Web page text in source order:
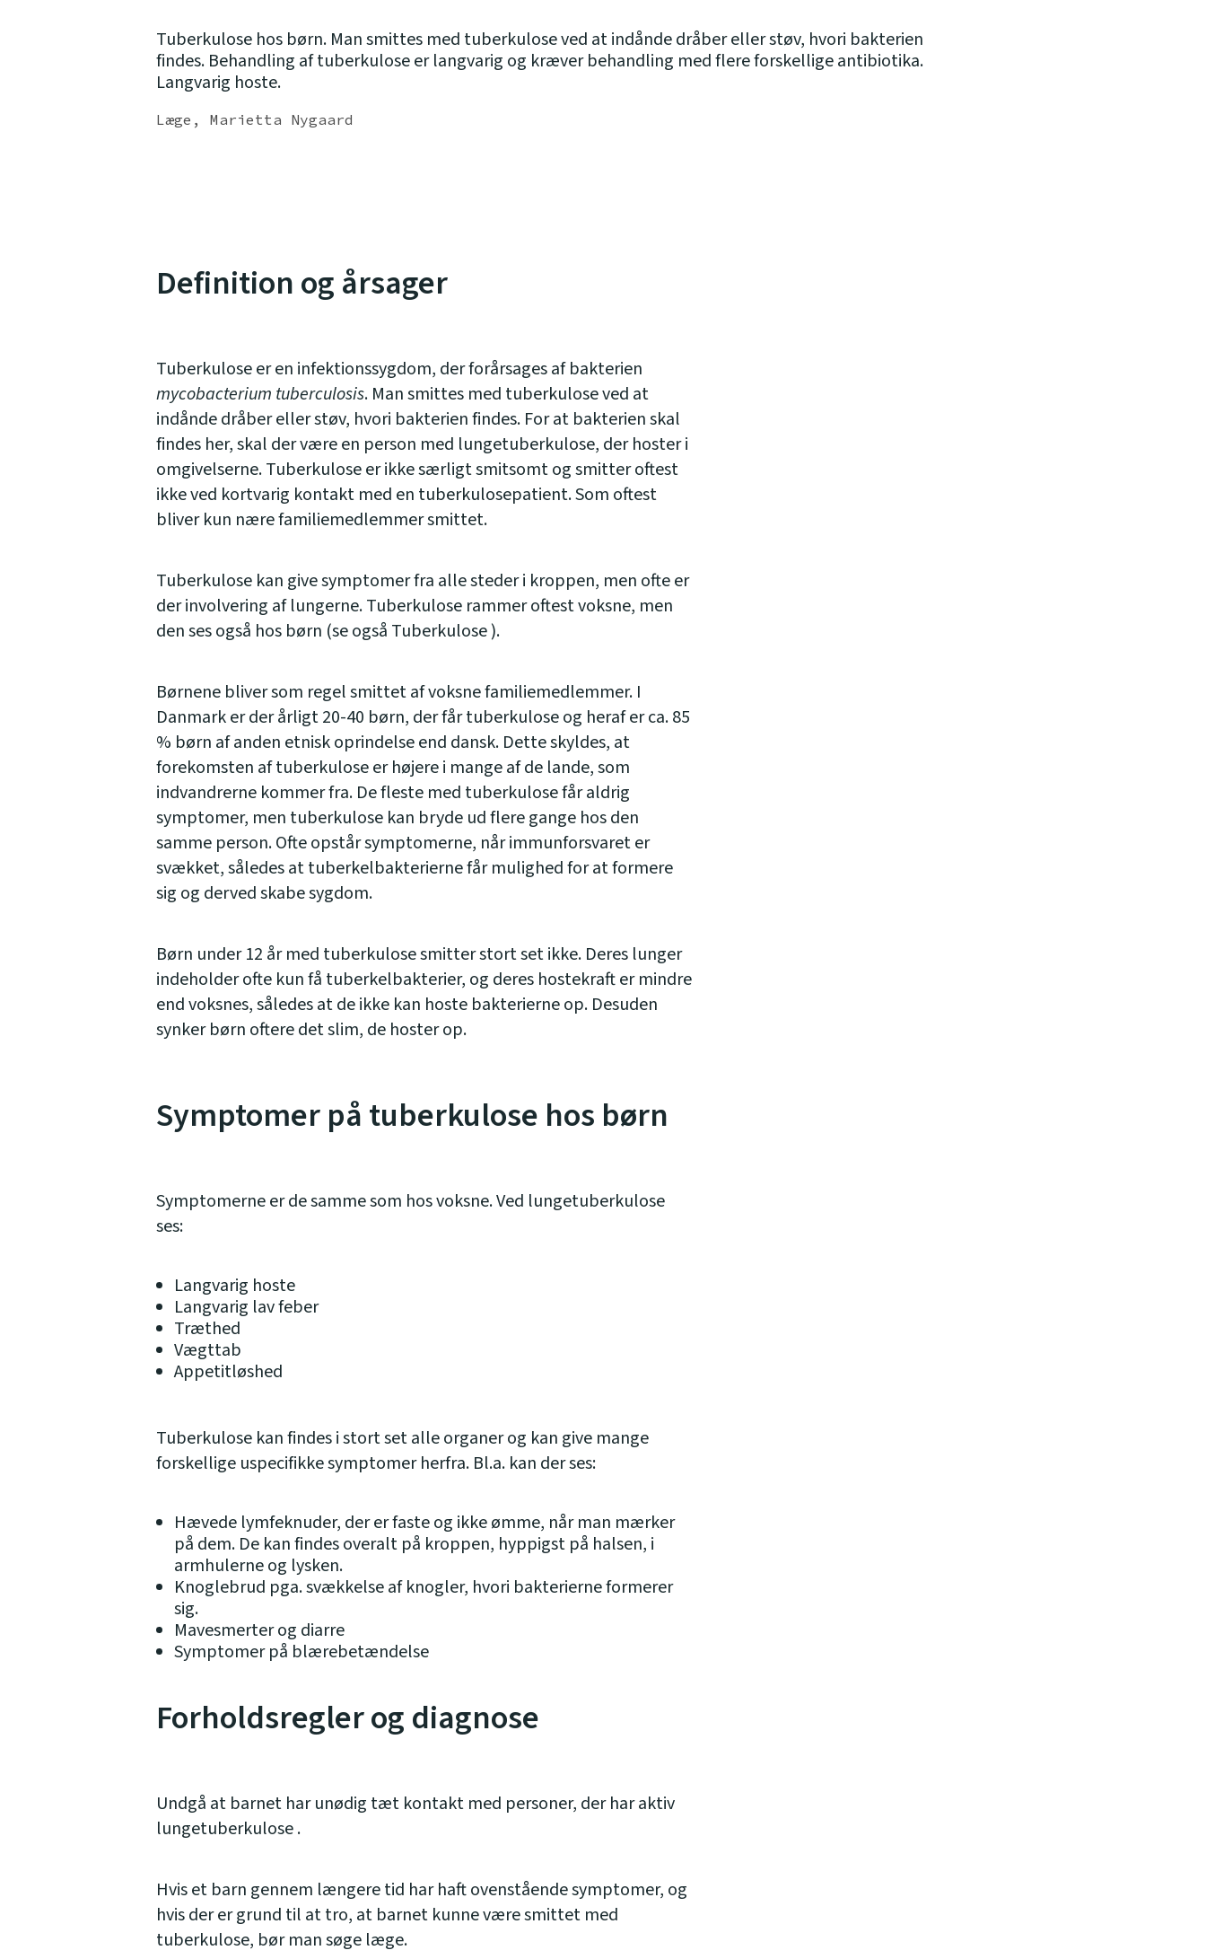
Tuberkulose hos børn. Man smittes med tuberkulose ved at indånde dråber eller støv, hvori bakterien
findes. Behandling af tuberkulose er langvarig og kræver behandling med flere forskellige antibiotika.
Langvarig hoste.
Læge, Marietta Nygaard
Definition og årsager
Tuberkulose er en infektionssygdom, der forårsages af bakterien
mycobacterium tuberculosis. Man smittes med tuberkulose ved at
indånde dråber eller støv, hvori bakterien findes. For at bakterien skal
findes her, skal der være en person med lungetuberkulose, der hoster i
omgivelserne. Tuberkulose er ikke særligt smitsomt og smitter oftest
ikke ved kortvarig kontakt med en tuberkulosepatient. Som oftest
bliver kun nære familiemedlemmer smittet.
Tuberkulose kan give symptomer fra alle steder i kroppen, men ofte er
der involvering af lungerne. Tuberkulose rammer oftest voksne, men
den ses også hos børn (se også Tuberkulose ).
Børnene bliver som regel smittet af voksne familiemedlemmer. I
Danmark er der årligt 20-40 børn, der får tuberkulose og heraf er ca. 85
% børn af anden etnisk oprindelse end dansk. Dette skyldes, at
forekomsten af tuberkulose er højere i mange af de lande, som
indvandrerne kommer fra. De fleste med tuberkulose får aldrig
symptomer, men tuberkulose kan bryde ud flere gange hos den
samme person. Ofte opstår symptomerne, når immunforsvaret er
svækket, således at tuberkelbakterierne får mulighed for at formere
sig og derved skabe sygdom.
Børn under 12 år med tuberkulose smitter stort set ikke. Deres lunger
indeholder ofte kun få tuberkelbakterier, og deres hostekraft er mindre
end voksnes, således at de ikke kan hoste bakterierne op. Desuden
synker børn oftere det slim, de hoster op.
Symptomer på tuberkulose hos børn
Symptomerne er de samme som hos voksne. Ved lungetuberkulose
ses:
Langvarig hoste
Langvarig lav feber
Træthed
Vægttab
Appetitløshed
Tuberkulose kan findes i stort set alle organer og kan give mange
forskellige uspecifikke symptomer herfra. Bl.a. kan der ses:
Hævede lymfeknuder, der er faste og ikke ømme, når man mærker
på dem. De kan findes overalt på kroppen, hyppigst på halsen, i
armhulerne og lysken.
Knoglebrud pga. svækkelse af knogler, hvori bakterierne formerer
sig.
Mavesmerter og diarre
Symptomer på blærebetændelse
Forholdsregler og diagnose
Undgå at barnet har unødig tæt kontakt med personer, der har aktiv
lungetuberkulose .
Hvis et barn gennem længere tid har haft ovenstående symptomer, og
hvis der er grund til at tro, at barnet kunne være smittet med
tuberkulose, bør man søge læge.